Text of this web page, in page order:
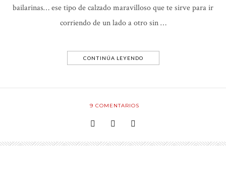
bailarinas… ese tipo de calzado maravilloso que te sirve para ir
corriendo de un lado a otro sin …
CONTINÚA LEYENDO
9 COMENTARIOS